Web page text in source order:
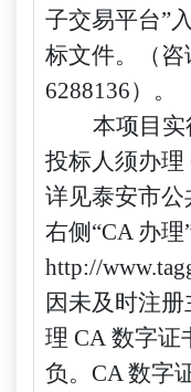
子交易平台”
标文件。（咨
6288136）。
本项目实
投标人须办理
详见泰安市公
右侧“CA 办理
http://
因未及时注
理 CA 数字证
负。CA 数字